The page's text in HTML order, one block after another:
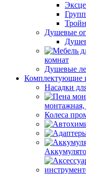
Душевые
комнат
Душевые
Комплектующие
Насадки
монтажная,
Колеса